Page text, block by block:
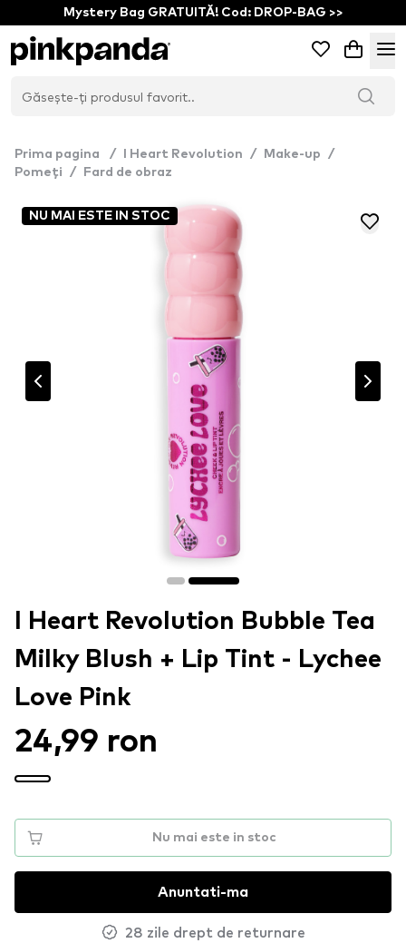
Mystery Bag GRATUITĂ! Cod: DROP-BAG >>
Prima pagina / I Heart Revolution / Make-up
/
Pomeți
/ Fard de obraz
NU MAI ESTE IN STOC
I Heart Revolution Bubble Tea
Milky Blush + Lip Tint - Lychee
Love Pink
24,99 ron
Nu mai este in stoc
Anuntati-ma
28 zile drept de returnare